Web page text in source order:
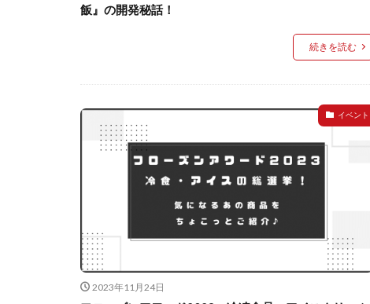
飯』の開発秘話！
続きを読む
イベント
2023年11月24日